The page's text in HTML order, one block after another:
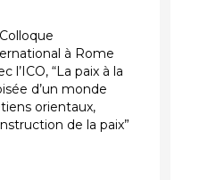
Colloque
à Rome
l’ICO, “La paix à la
d’un monde
orientaux,
de la paix”